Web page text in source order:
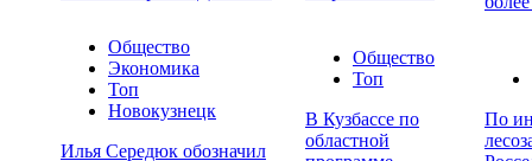
Общество
Экономика
Топ
Новокузнецк
Илья Середюк обозначил
Общество
Топ
В Кузбассе по
областной
По